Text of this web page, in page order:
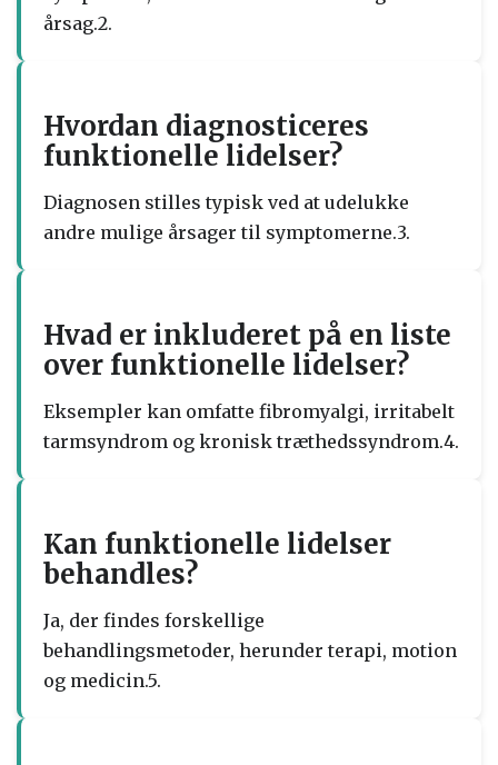
årsag.2.
Hvordan diagnosticeres
funktionelle lidelser?
Diagnosen stilles typisk ved at udelukke
andre mulige årsager til symptomerne.3.
Hvad er inkluderet på en liste
over funktionelle lidelser?
Eksempler kan omfatte fibromyalgi, irritabelt
tarmsyndrom og kronisk træthedssyndrom.4.
Kan funktionelle lidelser
behandles?
Ja, der findes forskellige
behandlingsmetoder, herunder terapi, motion
og medicin.5.